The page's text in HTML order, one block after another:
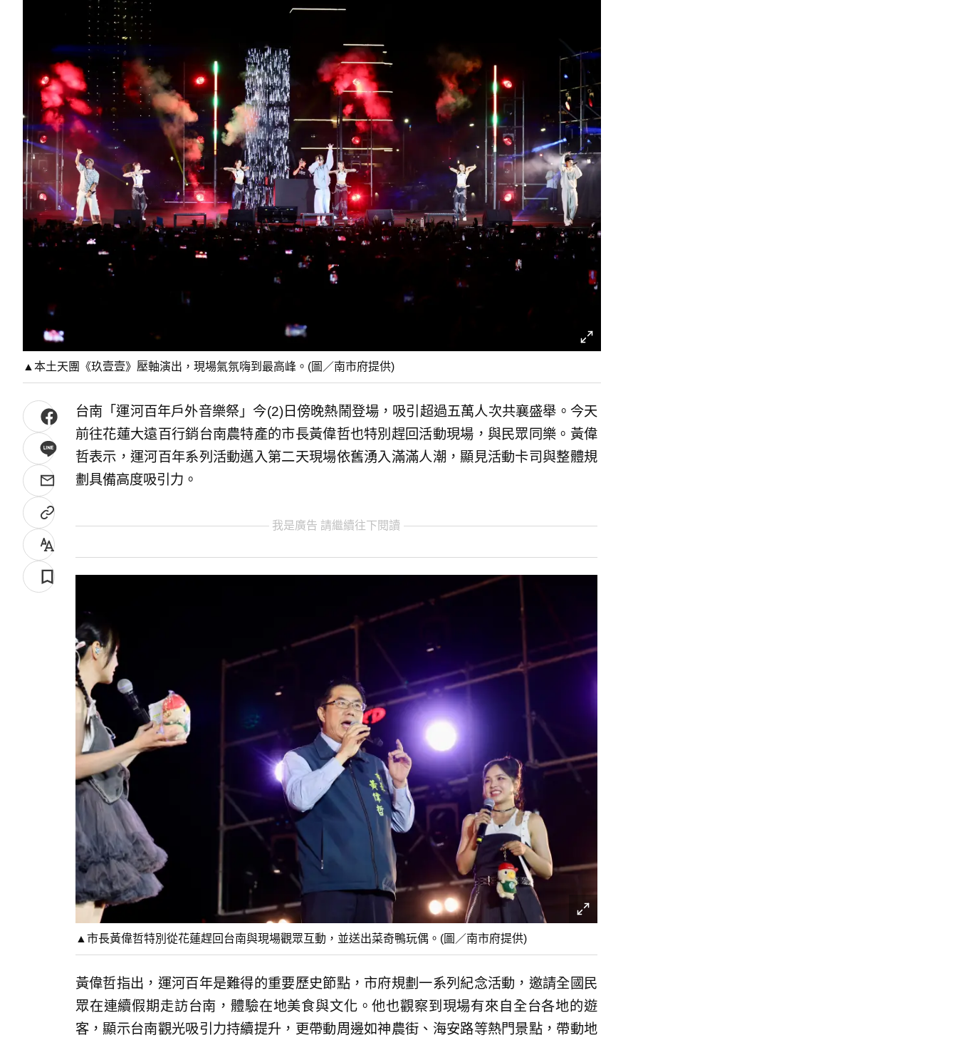
▲本土天團《玖壹壹》壓軸演出，現場氣氛嗨到最高峰。(圖／南市府提供)
台南「運河百年戶外音樂祭」今(2)日傍晚熱鬧登場，吸引超過五萬人次共襄盛舉。今天
前往花蓮大遠百行銷台南農特產的市長黃偉哲也特別趕回活動現場，與民眾同樂。黃偉
哲表示，運河百年系列活動邁入第二天現場依舊湧入滿滿人潮，顯見活動卡司與整體規
劃具備高度吸引力。
我是廣告 請繼續往下閱讀
▲市長黃偉哲特別從花蓮趕回台南與現場觀眾互動，並送出菜奇鴨玩偶。(圖／南市府提供)
黃偉哲指出，運河百年是難得的重要歷史節點，市府規劃一系列紀念活動，邀請全國民
眾在連續假期走訪台南，體驗在地美食與文化。他也觀察到現場有來自全台各地的遊
客，顯示台南觀光吸引力持續提升，更帶動周邊如神農街、海安路等熱門景點，帶動地